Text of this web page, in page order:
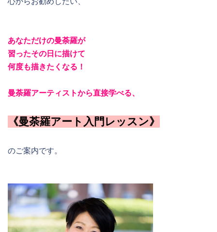
あなただけの曼荼羅が
習ったその日に描けて
何度も描きたくなる！
曼荼羅アーティストから直接学べる、
《曼荼羅アート入門 レッスン》
のご案内です。